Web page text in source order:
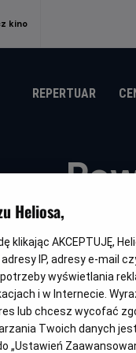
kino
REPERTUAR
Oryginalny
tytuł
Back to the
OBSERWUJ
Heliosa,
klikając AKCEPTUJĘ,
IP, adresy e-mail
wyświetlania
i w Internecie.
lub chcesz wycofać
Twoich danych
„Ustawień